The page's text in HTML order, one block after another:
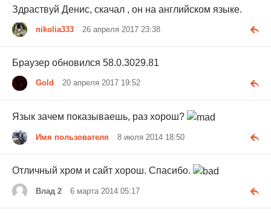
Здраствуй Денис, скачал , он на английском языке.
nikolia333 26 апреля 2017 23:38
Браузер обновился 58.0.3029.81
Gold 20 апреля 2017 19:52
Язык зачем показываешь, раз хорош?
Имя пользователя 8 июля 2014 18:50
Отличный хром и сайт хорош. Спасибо.
Влад 2 6 марта 2014 05:17